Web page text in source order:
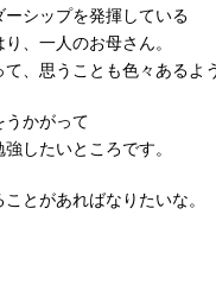
ーシップを発揮している
、一人のお母さん。
、思うことも色々あるよ
うかがって
したいところです。
とがあればなりたいな。